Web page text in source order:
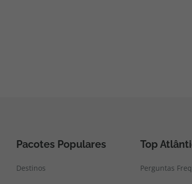
Pacotes Populares
Destinos
Top
Perguntas